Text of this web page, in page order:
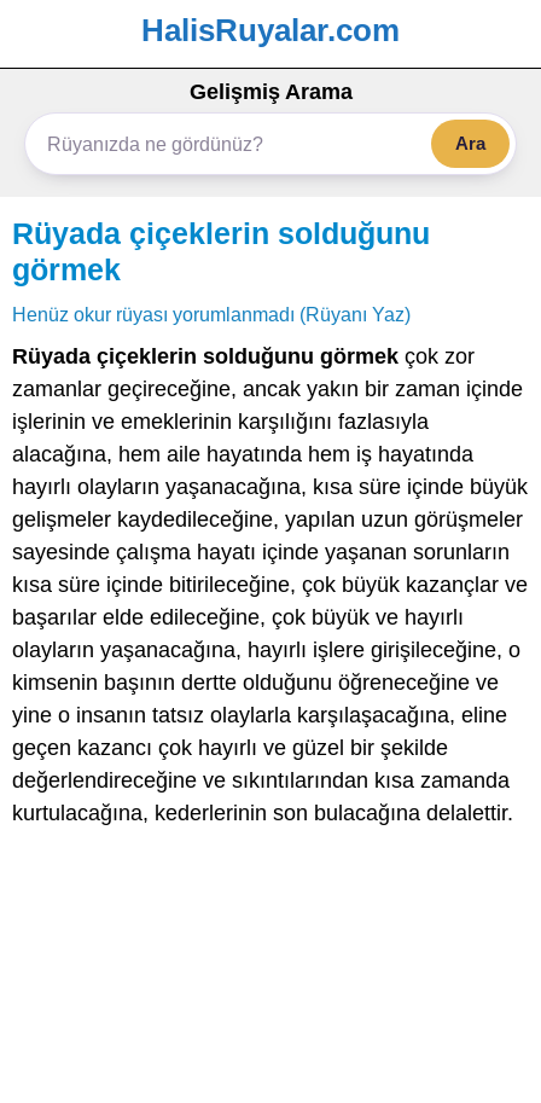
HalisRuyalar.com
Gelişmiş Arama
Ara
Rüyada çiçeklerin solduğunu
görmek
Henüz okur rüyası yorumlanmadı (Rüyanı Yaz)
Rüyada çiçeklerin solduğunu görmek çok zor
zamanlar geçireceğine, ancak yakın bir zaman içinde
işlerinin ve emeklerinin karşılığını fazlasıyla
alacağına, hem aile hayatında hem iş hayatında
hayırlı olayların yaşanacağına, kısa süre içinde büyük
gelişmeler kaydedileceğine, yapılan uzun görüşmeler
sayesinde çalışma hayatı içinde yaşanan sorunların
kısa süre içinde bitirileceğine, çok büyük kazançlar ve
başarılar elde edileceğine, çok büyük ve hayırlı
olayların yaşanacağına, hayırlı işlere girişileceğine, o
kimsenin başının dertte olduğunu öğreneceğine ve
yine o insanın tatsız olaylarla karşılaşacağına, eline
geçen kazancı çok hayırlı ve güzel bir şekilde
değerlendireceğine ve sıkıntılarından kısa zamanda
kurtulacağına, kederlerinin son bulacağına delalettir.